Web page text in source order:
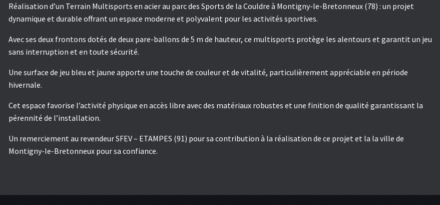
Réalisation d’un Terrain Multisports en acier au parc des Sports de la Couldre à Montigny-le-Bretonneux (78) : un projet
dynamique et durable offrant un espace moderne et polyvalent pour les activités sportives.
Avec ses deux frontons dotés de deux pare-ballons de 5 m de hauteur, ce multisports protège les alentours et garantit un jeu
sans interruption et en toute sécurité.
Une surface de jeu bleu et jaune apporte une touche de couleur et de vitalité, particulièrement appréciable en période
hivernale.
Cet espace favorise l’activité physique en accès libre avec des matériaux robustes et une finition de qualité garantissant la
pérennité de l’installation.
Un remerciement au revendeur SFEV – ETAMPES (91) pour sa contribution à la réalisation de ce projet et la la ville de
Montigny-le-Bretonneux pour sa confiance.